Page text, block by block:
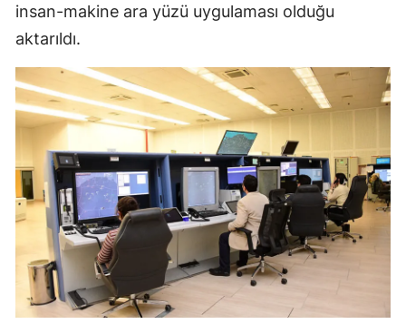
Sinop
Tekirdağ
Tokat
Trabzon
Tunceli
Şanlıurfa
Uşak
Van
insan-makine ara yüzü uygulaması olduğu
aktarıldı.